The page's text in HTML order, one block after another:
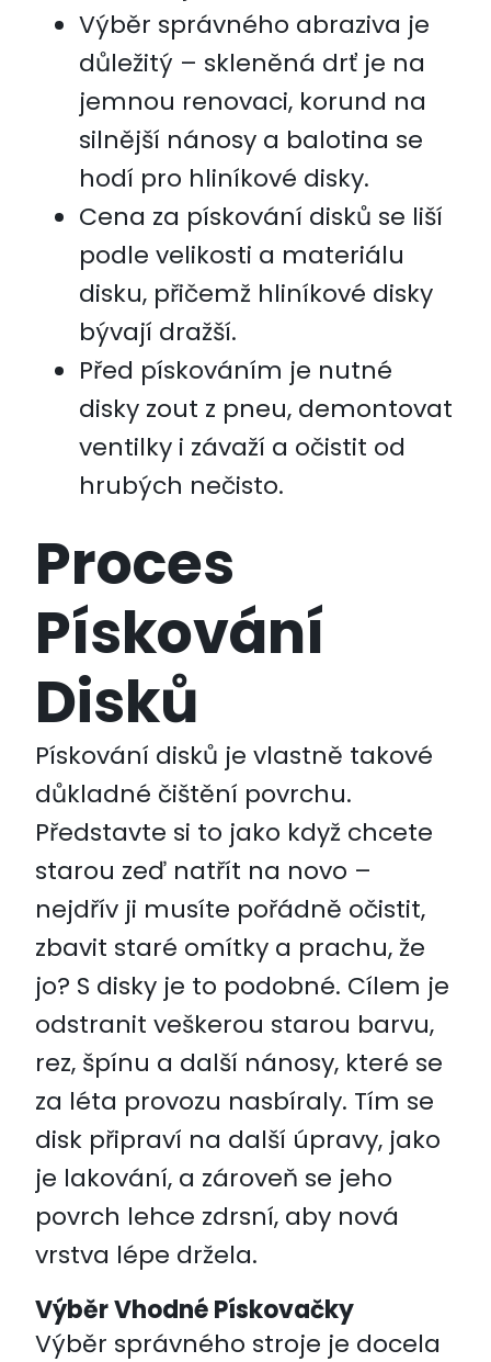
Výběr správného abraziva je
důležitý – skleněná drť je na
jemnou renovaci, korund na
silnější nánosy a balotina se
hodí pro hliníkové disky.
Cena za pískování disků se liší
podle velikosti a materiálu
disku, přičemž hliníkové disky
bývají dražší.
Před pískováním je nutné
disky zout z pneu, demontovat
ventilky i závaží a očistit od
hrubých nečisto.
Proces
Pískování
Disků
Pískování disků je vlastně takové
důkladné čištění povrchu.
Představte si to jako když chcete
starou zeď natřít na novo –
nejdřív ji musíte pořádně očistit,
zbavit staré omítky a prachu, že
jo? S disky je to podobné. Cílem je
odstranit veškerou starou barvu,
rez, špínu a další nánosy, které se
za léta provozu nasbíraly. Tím se
disk připraví na další úpravy, jako
je lakování, a zároveň se jeho
povrch lehce zdrsní, aby nová
vrstva lépe držela.
Výběr Vhodné Pískovačky
Výběr správného stroje je docela